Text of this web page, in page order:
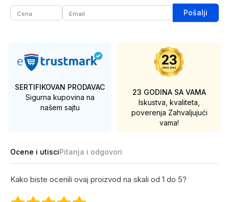
Pošalji
SERTIFIKOVAN PRODAVAC
Sigurna kupovina na
našem sajtu
23 GODINA SA VAMA
Iskustva, kvaliteta,
poverenja Zahvaljujući
vama!
Ocene i utisciPitanja i odgovori
Kako biste ocenili ovaj proizvod na skali od 1 do 5?